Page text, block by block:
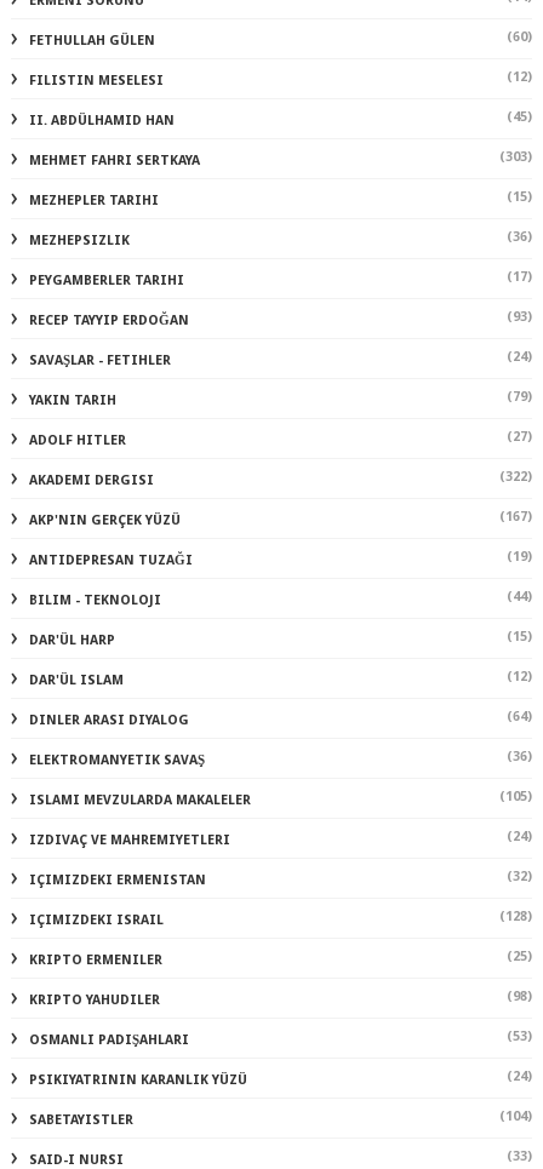
FETHULLAH GÜLEN (60)
FILISTIN MESELESI (12)
II. ABDÜLHAMID HAN (45)
MEHMET FAHRI SERTKAYA (303)
MEZHEPLER TARIHI (15)
MEZHEPSIZLIK (36)
PEYGAMBERLER TARIHI (17)
RECEP TAYYIP ERDOĞAN (93)
SAVAŞLAR - FETIHLER (24)
YAKIN TARIH (79)
ADOLF HITLER (27)
AKADEMI DERGISI (322)
AKP'NIN GERÇEK YÜZÜ (167)
ANTIDEPRESAN TUZAĞI (19)
BILIM - TEKNOLOJI (44)
DAR'ÜL HARP (15)
DAR'ÜL ISLAM (12)
DINLER ARASI DIYALOG (64)
ELEKTROMANYETIK SAVAŞ (36)
ISLAMI MEVZULARDA MAKALELER (105)
IZDIVAÇ VE MAHREMIYETLERI (24)
IÇIMIZDEKI ERMENISTAN (32)
IÇIMIZDEKI ISRAIL (128)
KRIPTO ERMENILER (25)
KRIPTO YAHUDILER (98)
OSMANLI PADIŞAHLARI (53)
PSIKIYATRININ KARANLIK YÜZÜ (24)
SABETAYISTLER (104)
SAID-I NURSI (33)